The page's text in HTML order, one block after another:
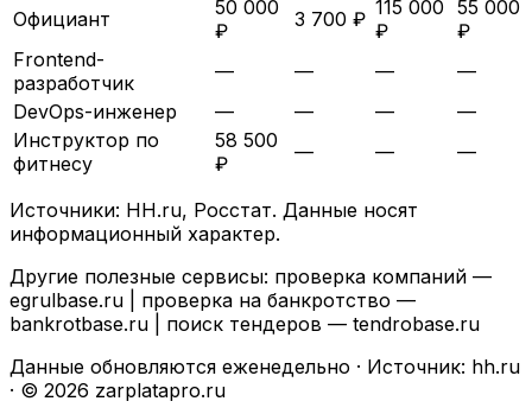
Официант
50 000
₽
3 700 ₽ 115 000
₽
55 000
₽
Frontend-
разработчик
— — —
—
DevOps-инженер
— — —
—
Инструктор по
фитнесу
58 500
₽
— — —
Источники: HH.ru, Росстат. Данные носят
информационный характер.
Другие полезные сервисы: проверка компаний —
egrulbase.ru | проверка на банкротство —
bankrotbase.ru | поиск тендеров — tendrobase.ru
Данные обновляются еженедельно · Источник: hh.ru
· © 2026 zarplatapro.ru